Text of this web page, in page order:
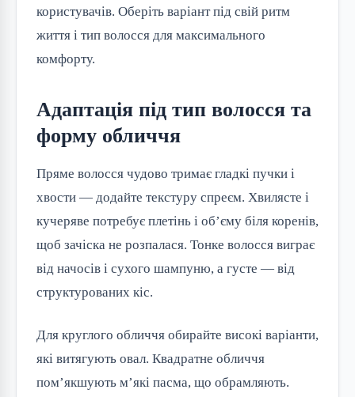
користувачів. Оберіть варіант під свій ритм
життя і тип волосся для максимального
комфорту.
Адаптація під тип волосся та
форму обличчя
Пряме волосся чудово тримає гладкі пучки і
хвости — додайте текстуру спреєм. Хвилясте і
кучеряве потребує плетінь і об’єму біля коренів,
щоб зачіска не розпалася. Тонке волосся виграє
від начосів і сухого шампуню, а густе — від
структурованих кіс.
Для круглого обличчя обирайте високі варіанти,
які витягують овал. Квадратне обличчя
пом’якшують м’які пасма, що обрамляють.